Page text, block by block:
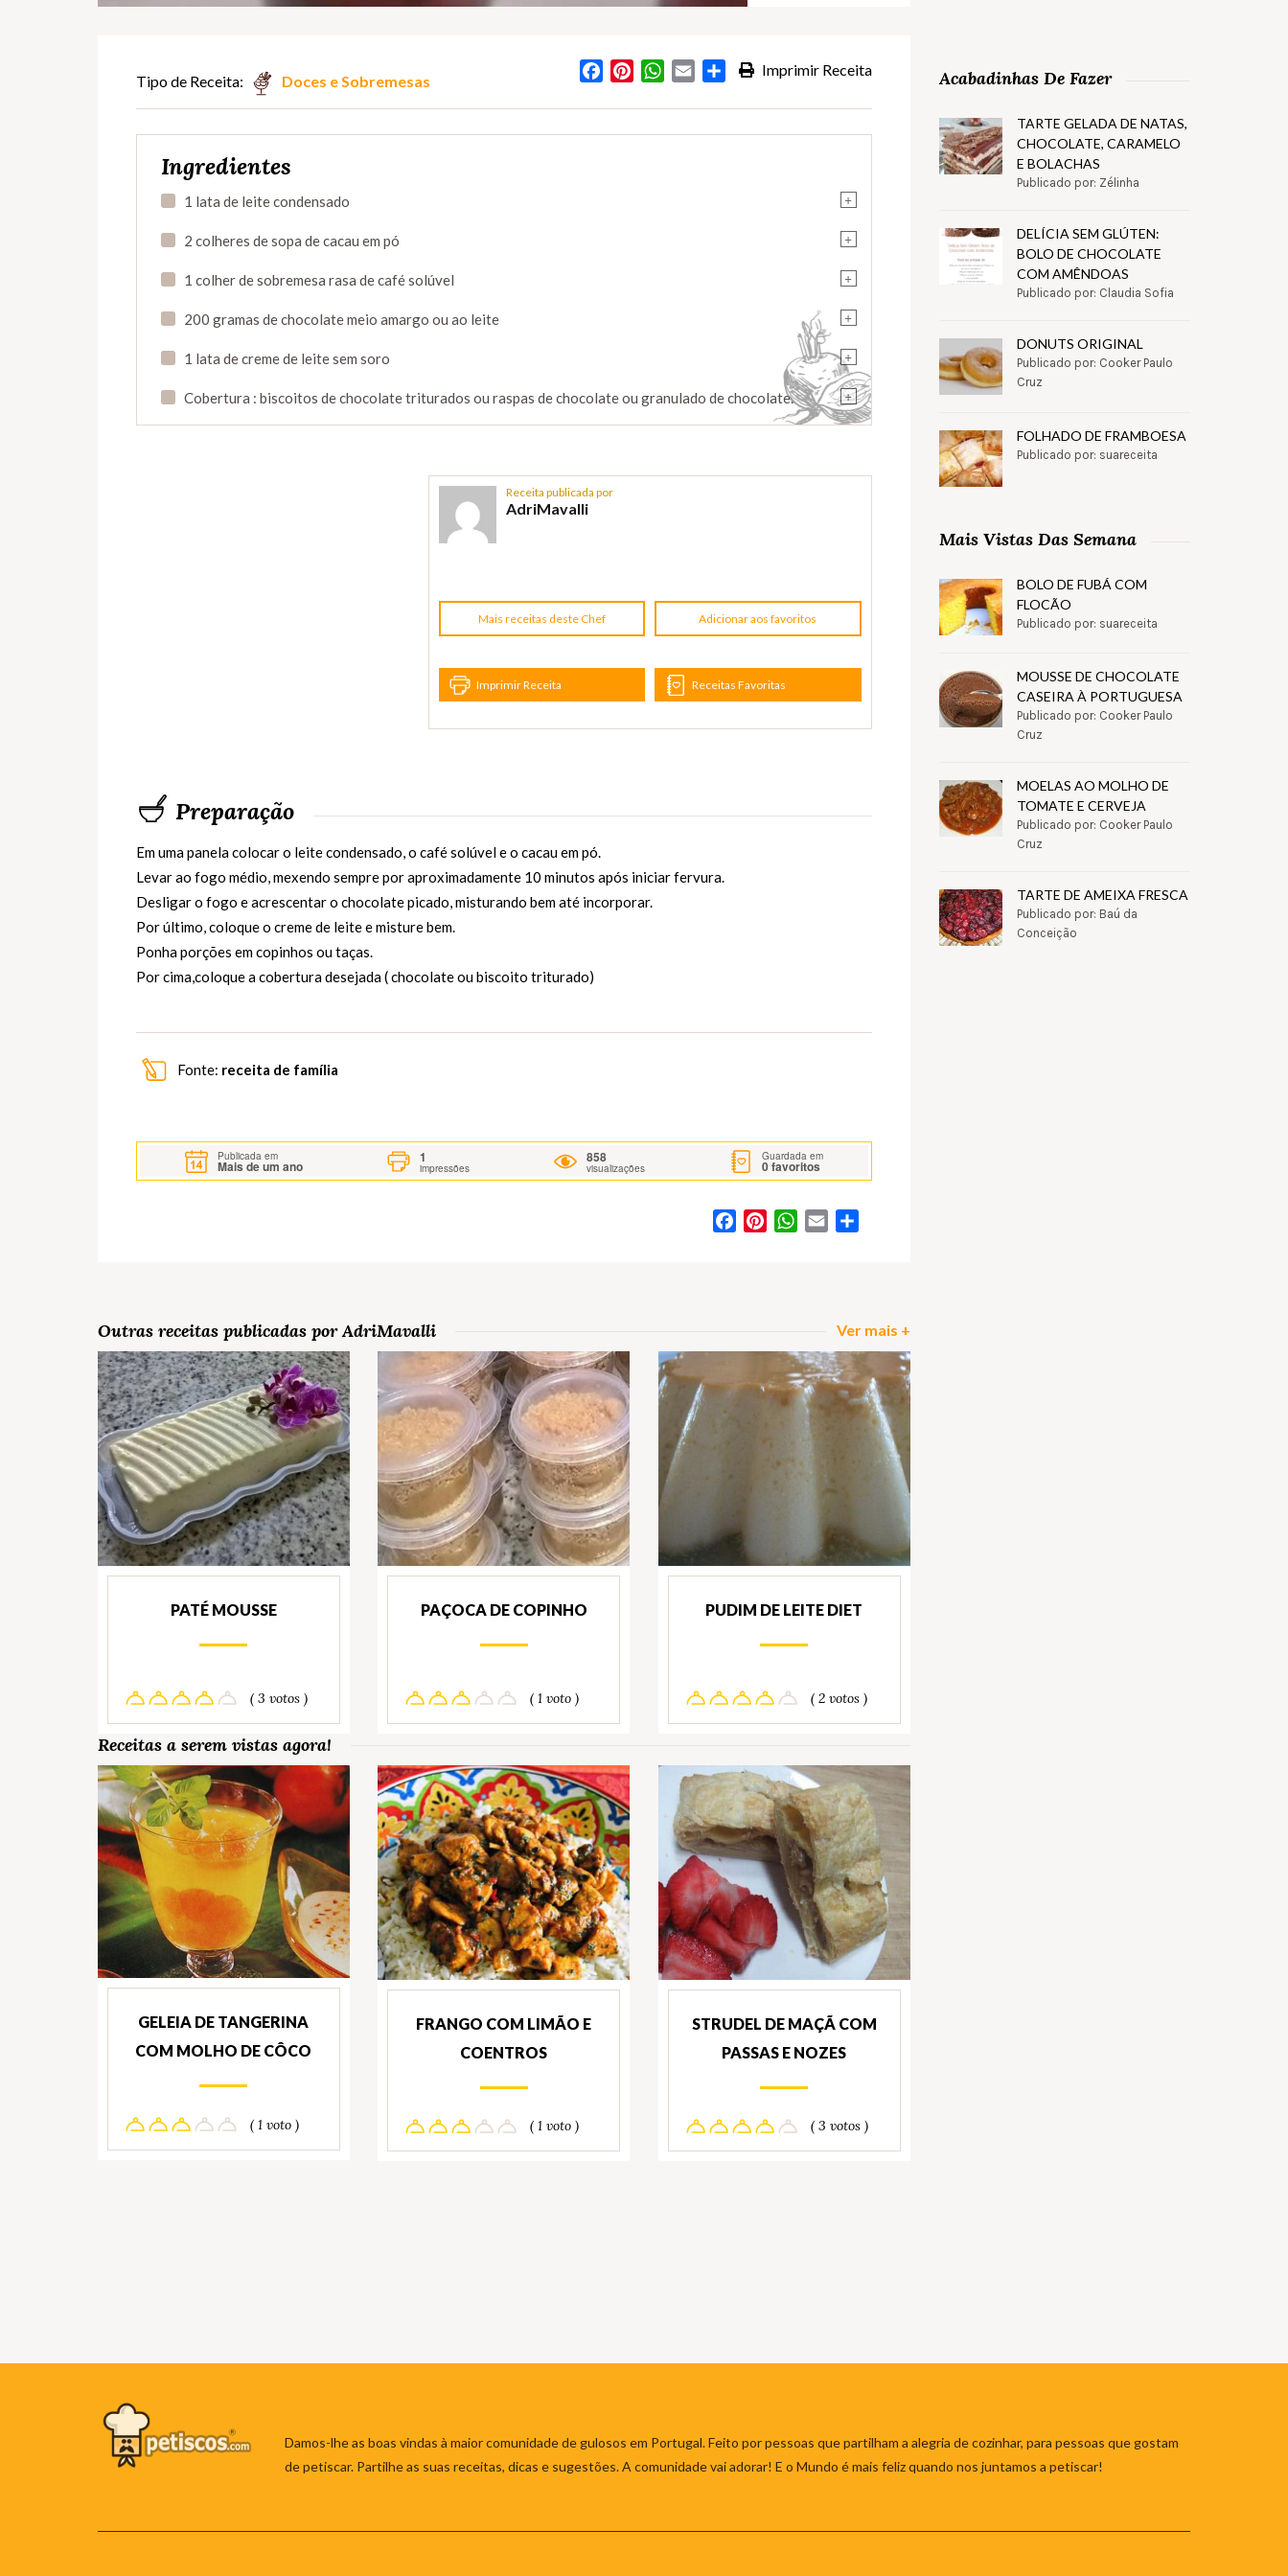
Imprimir Receita
FacebookPinterestWhatsApp
Email Partilhar
Tipo de Receita: Doces e Sobremesas
Ingredientes
+
1 lata de leite condensado
+
2 colheres de sopa de cacau em pó
+
1 colher de sobremesa rasa de café solúvel
+
200 gramas de chocolate meio amargo ou ao leite
+
1 lata de creme de leite sem soro
+
Cobertura : biscoitos de chocolate triturados ou raspas de chocolate ou granulado de chocolate.
Receita publicada por
AdriMavalli
Mais receitas deste Chef Adicionar aos favoritos
Imprimir Receita Receitas Favoritas
Preparação
Em uma panela colocar o leite condensado, o café solúvel e o cacau em pó.
Levar ao fogo médio, mexendo sempre por aproximadamente 10 minutos após iniciar fervura.
Desligar o fogo e acrescentar o chocolate picado, misturando bem até incorporar.
Por último, coloque o creme de leite e misture bem.
Ponha porções em copinhos ou taças.
Por cima,coloque a cobertura desejada ( chocolate ou biscoito triturado)
Fonte: receita de família
Publicada em
Mais de um ano
1
impressões
858
visualizações
Guardada em
0favoritos
FacebookPinterestWhatsApp
Email
Outras receitas publicadas por AdriMavalli Ver mais +
PATÉ MOUSSE
( 3 votos )
PAÇOCA DE COPINHO
( 1 voto )
PUDIM DE LEITE DIET
( 2 votos )
Receitas a serem vistas agora!
GELEIA DE TANGERINA
COM MOLHO DE CÔCO
( 1 voto )
FRANGO COM LIMÃO E
COENTROS
( 1 voto )
STRUDEL DE MAÇÃ COM
PASSAS E NOZES
( 3 votos )
Acabadinhas De Fazer
TARTE GELADA DE NATAS,
CHOCOLATE, CARAMELO
E BOLACHAS
Publicado por: Zélinha
DELÍCIA SEM GLÚTEN:
BOLO DE CHOCOLATE
COM AMÊNDOAS
Publicado por: Claudia Sofia
DONUTS ORIGINAL
Publicado por: Cooker Paulo
Cruz
FOLHADO DE FRAMBOESA
Publicado por: suareceita
Mais Vistas Das Semana
BOLO DE FUBÁ COM
FLOCÃO
Publicado por: suareceita
MOUSSE DE CHOCOLATE
CASEIRA À PORTUGUESA
Publicado por: Cooker Paulo
Cruz
MOELAS AO MOLHO DE
TOMATE E CERVEJA
Publicado por: Cooker Paulo
Cruz
TARTE DE AMEIXA FRESCA
Publicado por: Baú da
Conceição
Damos-lhe as boas vindas à maior comunidade de gulosos em Portugal. Feito por pessoas que partilham a alegria de cozinhar, para pessoas que gostam
de petiscar. Partilhe as suas receitas, dicas e sugestões. A comunidade vai adorar! E o Mundo é mais feliz quando nos juntamos a petiscar!